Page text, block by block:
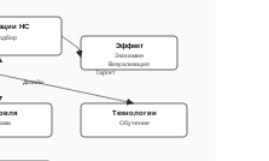
НС
Технологии
Обучение
Эффект
Экономия
Визуализация
Дизайн
Таргет